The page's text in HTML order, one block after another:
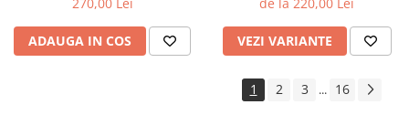
ADAUGA IN COS VEZI VARIANTE
1 2 3 ... 16